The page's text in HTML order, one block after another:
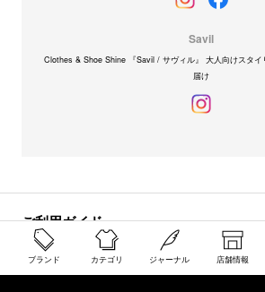
ブランド カテゴリ ジャーナル 店舗情報
Savil
Clothes & Shoe Shine 『Savil / サヴィル』 大人向けスタイ
届け
ご利用ガイド
配送と送料について
ご注文について